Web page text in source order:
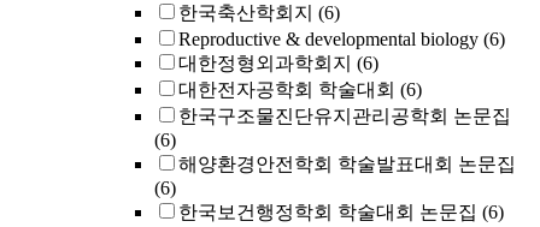
한국축산학회지 (6)
Reproductive & developmental biology (6)
대한정형외과학회지 (6)
대한전자공학회 학술대회 (6)
한국구조물진단유지관리공학회 논문집
(6)
해양환경안전학회 학술발표대회 논문집
(6)
한국보건행정학회 학술대회 논문집 (6)